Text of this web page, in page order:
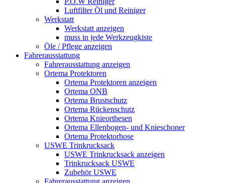
Luftfilter Öl und Reiniger
Werkstatt
Werkstatt anzeigen
muss in jede Werkzeugkiste
Öle / Pflege anzeigen
Fahrerausstattung
Fahrerausstattung anzeigen
Ortema Protektoren
Ortema Protektoren anzeigen
Ortema ONB
Ortema Brustschutz
Ortema Rückenschutz
Ortema Knieorthesen
Ortema Ellenbogen- und Knieschoner
Ortema Protektorhose
USWE Trinkrucksack
USWE Trinkrucksack anzeigen
Trinkrucksack USWE
Zubehör USWE
Fahrerausstattung anzeigen